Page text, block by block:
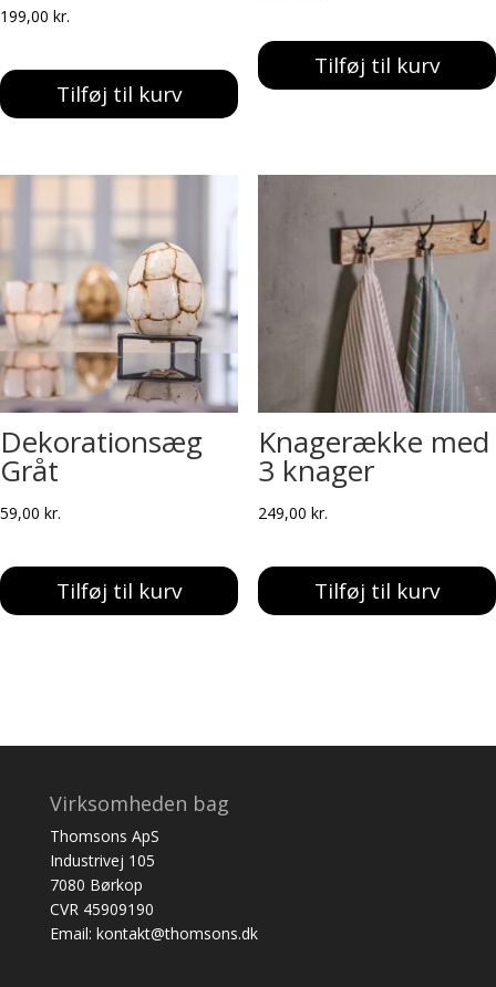
199,00 kr.
Tilføj til kurv
Tilføj til kurv
Dekorationsæg
Gråt
59,00 kr.
Tilføj til kurv
Knagerække med
3 knager
249,00 kr.
Tilføj til kurv
Virksomheden bag
Thomsons ApS
Industrivej 105
7080 Børkop
CVR 45909190
Email: kontakt@thomsons.dk